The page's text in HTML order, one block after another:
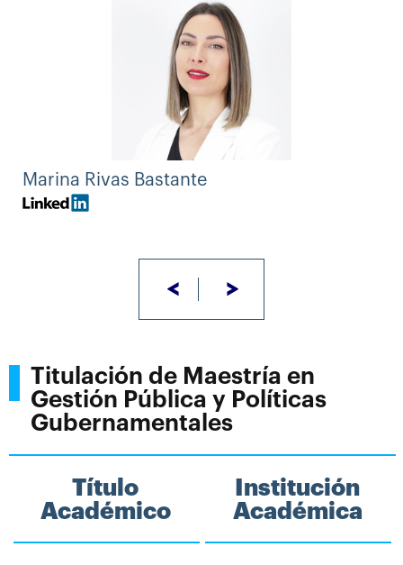
Marina Rivas Bastante
< >
Titulación de Maestría en
Gestión Pública y Políticas
Gubernamentales
Título
Académico
Institución
Académica